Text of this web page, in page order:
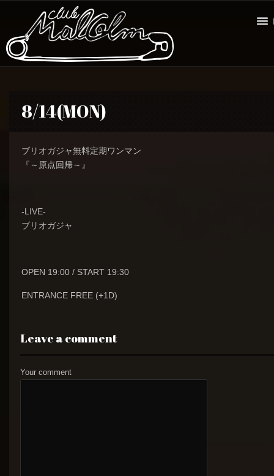
8/14(MON)
ブリオガジャ無料定期ワンマン
『～原点回帰～』
-LIVE-
ブリオガジャ
OPEN 19:00 / START 19:30
ENTRANCE FREE (+1D)
Leave a comment
Your comment